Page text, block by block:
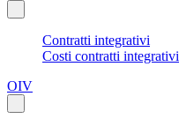
Contratti integrativi
Costi contratti integrativi
OIV